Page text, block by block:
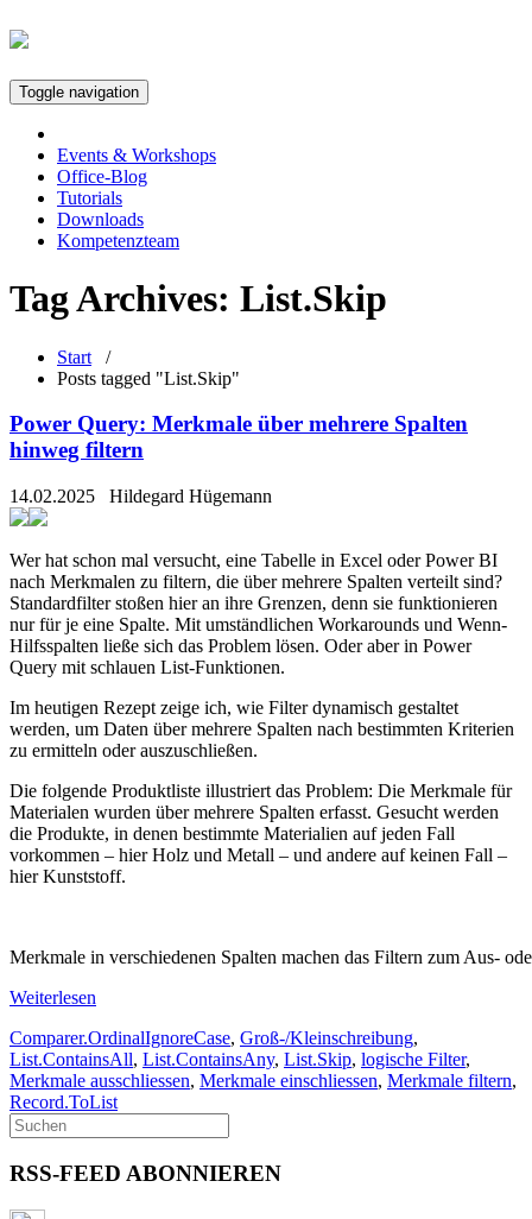
Toggle navigation
Events & Workshops
Office-Blog
Tutorials
Downloads
Kompetenzteam
Tag Archives: List.Skip
Start /
Posts tagged "List.Skip"
Power Query: Merkmale über mehrere Spalten
hinweg filtern
14.02.2025 Hildegard Hügemann
Wer hat schon mal versucht, eine Tabelle in Excel oder Power BI
nach Merkmalen zu filtern, die über mehrere Spalten verteilt sind?
Standardfilter stoßen hier an ihre Grenzen, denn sie funktionieren
nur für je eine Spalte. Mit umständlichen Workarounds und Wenn-
Hilfsspalten ließe sich das Problem lösen. Oder aber in Power
Query mit schlauen List-Funktionen.
Im heutigen Rezept zeige ich, wie Filter dynamisch gestaltet
werden, um Daten über mehrere Spalten nach bestimmten Kriterien
zu ermitteln oder auszuschließen.
Die folgende Produktliste illustriert das Problem: Die Merkmale für
Materialen wurden über mehrere Spalten erfasst. Gesucht werden
die Produkte, in denen bestimmte Materialien auf jeden Fall
vorkommen – hier Holz und Metall – und andere auf keinen Fall –
hier Kunststoff.
Merkmale in verschiedenen Spalten machen das Filtern zum Aus-
Weiterlesen
Comparer.OrdinalIgnoreCase, Groß-/Kleinschreibung,
List.ContainsAll, List.ContainsAny, List.Skip, logische Filter,
Merkmale ausschliessen, Merkmale einschliessen, Merkmale filtern,
Record.ToList
RSS-FEED ABONNIEREN